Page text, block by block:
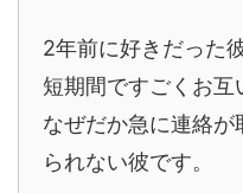
2年前に好きだった
短期間ですごくお互
なぜだか急に連絡
られない彼です。